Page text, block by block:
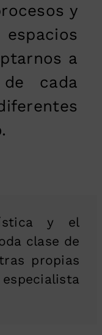
y
a
de cada
y el
clase de
propias